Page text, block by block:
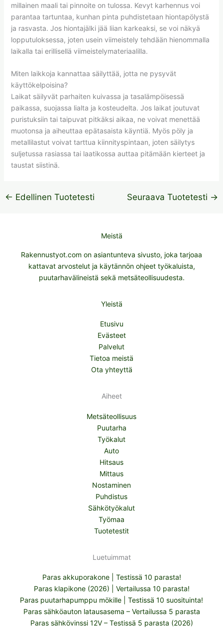
millainen maali tai pinnoite on tulossa. Kevyt karhennus voi
parantaa tartuntaa, kunhan pinta puhdistetaan hiontapölystä
ja rasvasta. Jos hiontajälki jää liian karkeaksi, se voi näkyä
lopputuloksessa, joten usein viimeistely tehdään hienommalla
laikalla tai erillisellä viimeistelymateriaalilla.
Miten laikkoja kannattaa säilyttää, jotta ne pysyvät
käyttökelpoisina?
Laikat säilyvät parhaiten kuivassa ja tasalämpöisessä
paikassa, suojassa lialta ja kosteudelta. Jos laikat joutuvat
puristuksiin tai taipuvat pitkäksi aikaa, ne voivat menettää
muotonsa ja aiheuttaa epätasaista käyntiä. Myös pöly ja
metallilastut voivat tarttua kiinnityspintaan, joten säilytys
suljetussa rasiassa tai laatikossa auttaa pitämään kierteet ja
taustat siistinä.
← Edellinen Tuotetesti Seuraava Tuotetesti →
Meistä
Rakennustyot.com on asiantunteva sivusto, joka tarjoaa
kattavat arvostelut ja käytännön ohjeet työkaluista,
puutarhavälineistä sekä metsäteollisuudesta.
Yleistä
Etusivu
Evästeet
Palvelut
Tietoa meistä
Ota yhteyttä
Aiheet
Metsäteollisuus
Puutarha
Työkalut
Auto
Hitsaus
Mittaus
Nostaminen
Puhdistus
Sähkötyökalut
Työmaa
Tuotetestit
Luetuimmat
Paras akkuporakone | Testissä 10 parasta!
Paras klapikone (2026) | Vertailussa 10 parasta!
Paras puutarhapumppu mökille | Testissä 10 suosituinta!
Paras sähköauton latausasema – Vertailussa 5 parasta
Paras sähkövinssi 12V – Testissä 5 parasta (2026)